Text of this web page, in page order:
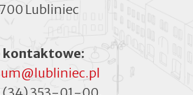
Lubliniec
kontaktowe:
um@lubliniec.pl